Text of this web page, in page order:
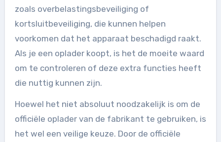
zoals overbelastingsbeveiliging of
kortsluitbeveiliging, die kunnen helpen
voorkomen dat het apparaat beschadigd raakt.
Als je een oplader koopt, is het de moeite waard
om te controleren of deze extra functies heeft
die nuttig kunnen zijn.
Hoewel het niet absoluut noodzakelijk is om de
officiële oplader van de fabrikant te gebruiken, is
het wel een veilige keuze. Door de officiële